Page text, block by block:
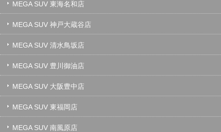
MEGA SUV 東海名和店
MEGA SUV 神戸大蔵谷店
MEGA SUV 清水鳥坂店
MEGA SUV 豊川御油店
MEGA SUV 大阪豊中店
MEGA SUV 東福岡店
MEGA SUV 南風原店